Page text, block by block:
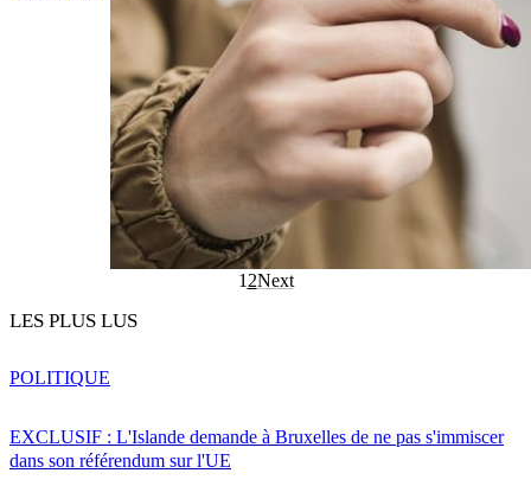
1 2Next
LES PLUS LUS
EXCLUSIF : L'Islande demande à Bruxelles de ne pas s'immiscer
dans son référendum sur l'UE
POLITIQUE